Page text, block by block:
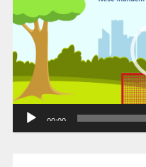
00:00